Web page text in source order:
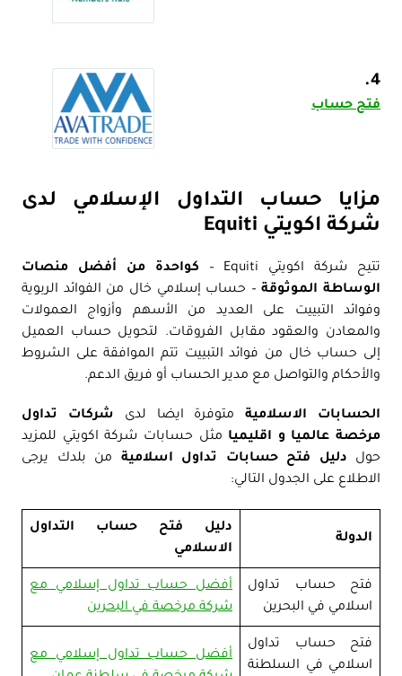
4.
فتح حساب
مزايا حساب التداول الإسلامي لدى
شركة اكويتي Equiti
تتيح شركة اكويتي Equiti –
كواحدة من أفضل منصات
الوساطة الموثوقة– حساب إسلامي خال من الفوائد الربوية
وفوائد التبييت على العديد من الأسهم وأزواج العمولات
والمعادن والعقود مقابل الفروقات. لتحويل حساب العميل
إلى حساب خال من فوائد التبييت تتم الموافقة على الشروط
والأحكام والتواصل مع مدير الحساب أو فريق الدعم.
الحسابات الاسلاميةمتوفرة ايضا لدى
شركات تداول
مرخصة عالميا و اقليميا مثل حسابات شركة اكويتي للمزيد
حول دليل فتح حسابات تداول اسلامية من بلدك يرجى
الاطلاع على الجدول التالي:
الدولة
دليل فتح حساب التداول
الاسلامي
فتح حساب تداول
اسلامي في البحرين
أفضل حساب تداول إسلامي مع
شركة مرخصة في البحرين
فتح حساب تداول
اسلامي في السلطنة
أفضل حساب تداول إسلامي مع